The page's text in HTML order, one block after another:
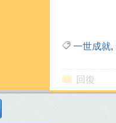
一世成就,
回復